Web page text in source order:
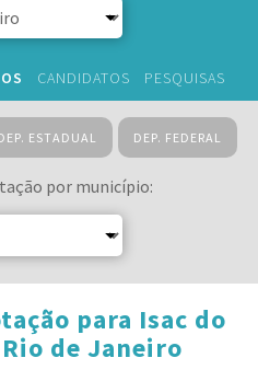
CANDIDATOS PESQUISAS
ESTADUAL DEP. FEDERAL
por município:
para Isac do
de Janeiro